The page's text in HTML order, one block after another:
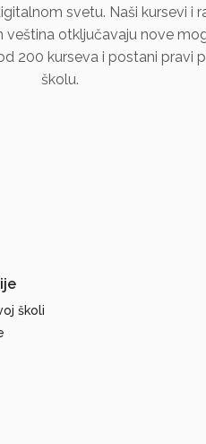
svetu. Naši kursevi i
veština otključavaju nove
200 kurseva i postani pravi
školu.
školi